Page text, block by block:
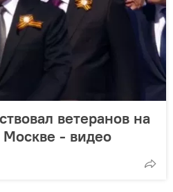
ветеранов на
- видео